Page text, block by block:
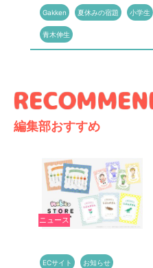
Gakken 夏休みの宿題 小学生
青木伸生
編集部おすすめ
ニュース
ECサイト お知らせ